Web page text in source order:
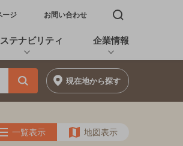
で開く
ージ お問い合わせ 検索窓を開く
テナビリティ 企業情報
現在地から探す
一覧表示 地図表示